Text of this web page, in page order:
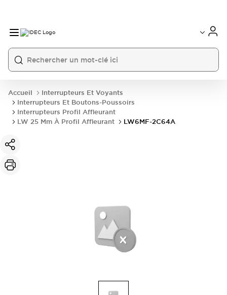
Accueil
Interrupteurs Et Voyants
Interrupteurs Et Boutons-Poussoirs
Interrupteurs Profil Affleurant
LW 25 Mm À Profil Affleurant
LW6MF-2C64A